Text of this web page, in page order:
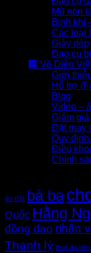
Mũ nón
Binh khí
Các loại
Giày dép
Đạo cụ
🏢 Về Diễn
Giới
Hỗ trợ
Blog
Video –
Giảm giá
Đặt may
Quy
Điều
Chính
áo dài bà ba
Quốc Hằng
đồng dao nhân
Thanh lý thuê áo dài